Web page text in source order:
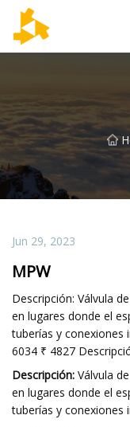
Jun 29, 2023
MPW
Descripción: Válvula
en lugares donde el
tuberías y conexiones
6034 ₹ 4827
Descripción: Válvula
en lugares donde el
tuberías y conexiones